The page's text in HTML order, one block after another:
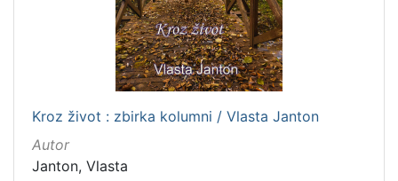
Kroz život : zbirka kolumni / Vlasta Janton
Autor
Janton, Vlasta